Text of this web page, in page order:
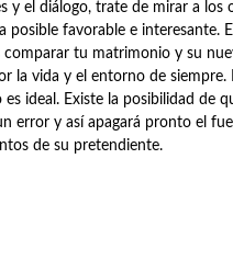
y el diálogo, trate de mirar a los
posible favorable e interesante.
comparar tu matrimonio y su
la vida y el entorno de siempre.
ideal. Existe la posibilidad de
error y así apagará pronto el
de su pretendiente.